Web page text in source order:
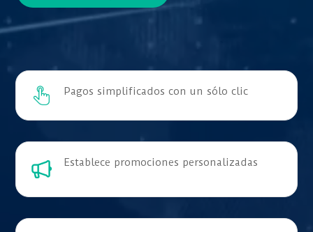
Pagos simplificados con un sólo clic
Establece promociones personalizadas